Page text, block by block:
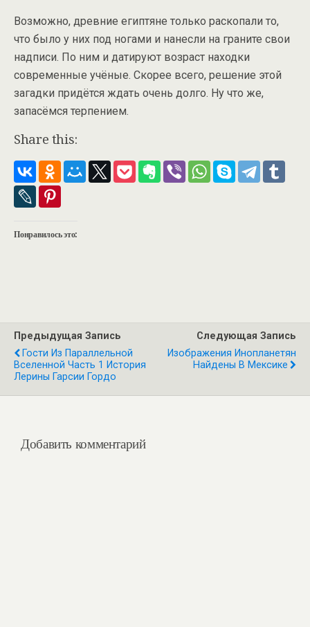
Возможно, древние египтяне только раскопали то,
что было у них под ногами и нанесли на граните свои
надписи. По ним и датируют возраст находки
современные учёные. Скорее всего, решение этой
загадки придётся ждать очень долго. Ну что же,
запасёмся терпением.
Share this:
Понравилось это:
Предыдущая Запись
Гости Из Параллельной
Вселенной Часть 1 История
Лерины Гарсии Гордо
Следующая Запись
Изображения Инопланетян
Найдены В Мексике
Добавить комментарий